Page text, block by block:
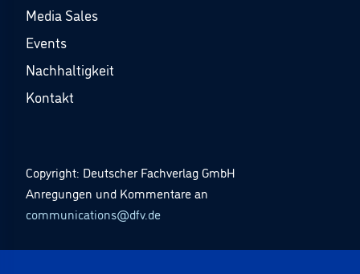
Media Sales
Events
Nachhaltigkeit
Kontakt
Copyright: Deutscher Fachverlag GmbH
Anregungen und Kommentare an
communications@dfv.de